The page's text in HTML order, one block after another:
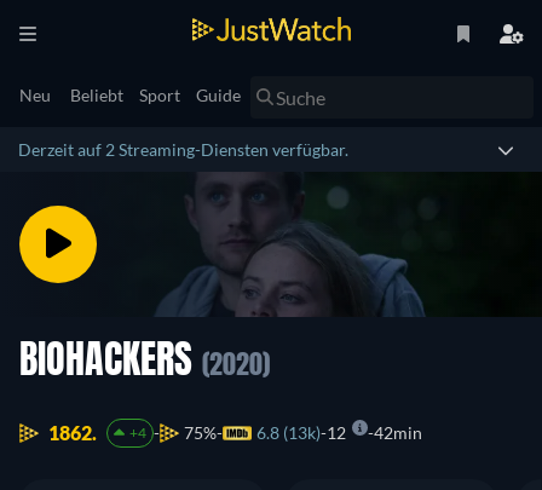
Neu Beliebt Sport Guide
Derzeit auf 2 Streaming-Diensten verfügbar.
BIOHACKERS (2020)
1862. +4 75% 6.8 (13k) 12 42min